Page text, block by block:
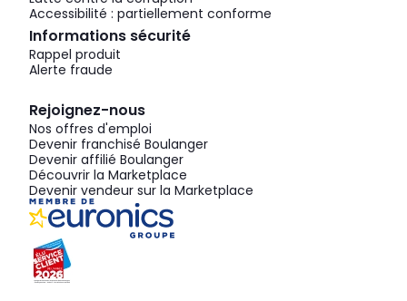
Accessibilité : partiellement conforme
Informations sécurité
Rappel produit
Alerte fraude
Rejoignez-nous
Nos offres d'emploi
Devenir franchisé Boulanger
Devenir affilié Boulanger
Découvrir la Marketplace
Devenir vendeur sur la Marketplace